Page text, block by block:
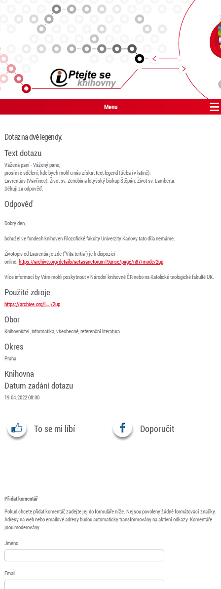
Menu
Dotaz na dvě legendy.
Text dotazu
Vážená paní - Vážený pane,
prosím o sdělení, kde bych mohl u nás získat text legend (třeba i v latině):
Lavrentius (Vavřinec): Život sv. Zenobia a lotyšský biskup Štěpán: Život sv. Lamberta.
Děkuji za odpověď.
Odpověď
Dobrý den,
bohužel ve fondech knihoven Filozofické fakulty Univerzity Karlovy tato díla nemáme.
Životopis od Laurentia je zde ("Vita tertia") je k dispozici
online: https://archive.org/details/actasanctorum19unse/page/n87/mode/2up
Více informací by Vám mohli poskytnout v Národní knihovně ČR nebo na Katolické teologické fakultě UK.
Použité zdroje
https://archive.org/[…]/2up
Obor
Knihovnictví, informatika, všeobecné, referenční literatura
Okres
Praha
Knihovna
Datum zadání dotazu
19.04.2022 08:00
To se mi líbí Doporučit
Přidat komentář
Pokud chcete přidat komentář, zadejte jej do formuláře níže. Nejsou povoleny žádné formátovací značky.
Adresy na web nebo emailové adresy budou automaticky transformovány na aktivní odkazy. Komentáře
jsou moderovány.
Jméno
Email